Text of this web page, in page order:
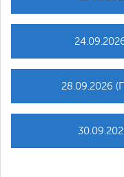
28.09.2026